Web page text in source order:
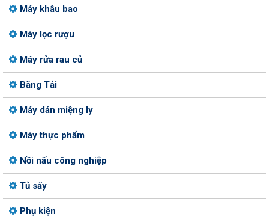
Máy khâu bao
Máy lọc rượu
Máy rửa rau củ
Băng Tải
Máy dán miệng ly
Máy thực phẩm
Nồi nấu công nghiệp
Tủ sấy
Phụ kiện